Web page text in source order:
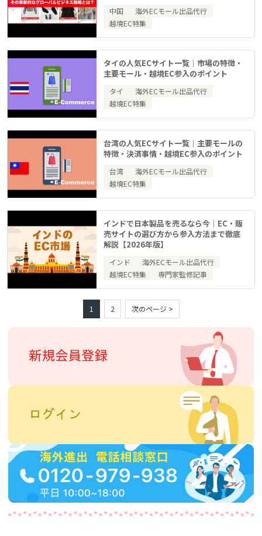
中国
海外ECモール出品代行
越境EC特集
タイの人気ECサイト一覧｜市場の特徴・
主要モール・越境EC参入のポイント
タイ
海外ECモール出品代行
越境EC特集
台湾の人気ECサイト一覧｜主要モールの
特徴・決済事情・越境EC参入のポイント
台湾
海外ECモール出品代行
越境EC特集
インドで日本製品を売るなら今｜EC・販
売サイトの選び方から参入方法まで徹底
解説【2026年版】
インド
海外ECモール出品代行
越境EC特集
専門家監修記事
1 2 次のページ >